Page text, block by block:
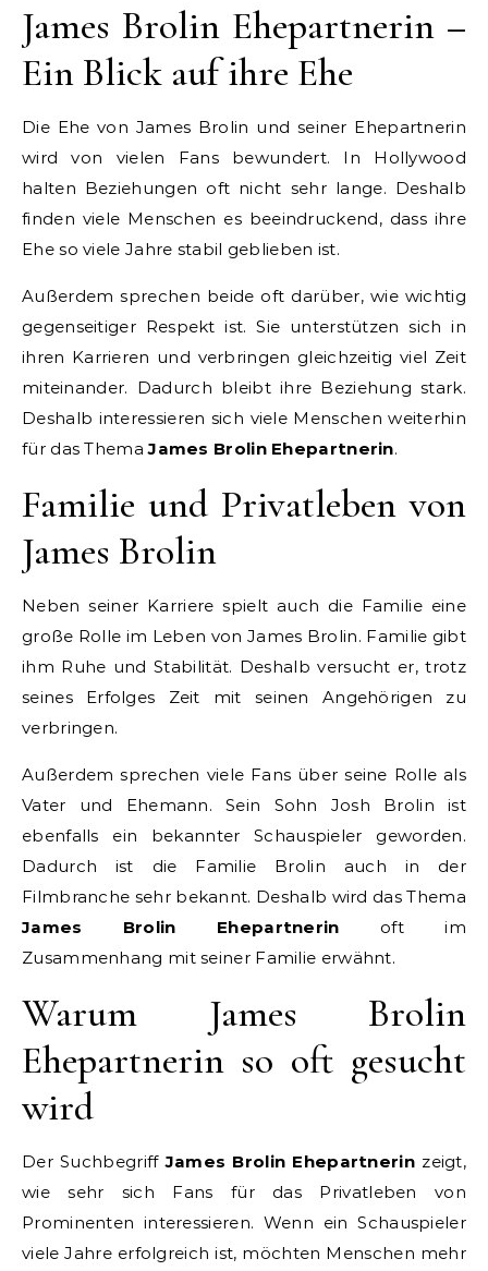
James Brolin Ehepartnerin –
Ein Blick auf ihre Ehe
Die Ehe von James Brolin und seiner Ehepartnerin
wird von vielen Fans bewundert. In Hollywood
halten Beziehungen oft nicht sehr lange. Deshalb
finden viele Menschen es beeindruckend, dass ihre
Ehe so viele Jahre stabil geblieben ist.
Außerdem sprechen beide oft darüber, wie wichtig
gegenseitiger Respekt ist. Sie unterstützen sich in
ihren Karrieren und verbringen gleichzeitig viel Zeit
miteinander. Dadurch bleibt ihre Beziehung stark.
Deshalb interessieren sich viele Menschen weiterhin
für das ThemaJames Brolin Ehepartnerin.
Familie und Privatleben von
James Brolin
Neben seiner Karriere spielt auch die Familie eine
große Rolle im Leben von James Brolin. Familie gibt
ihm Ruhe und Stabilität. Deshalb versucht er, trotz
seines Erfolges Zeit mit seinen Angehörigen zu
verbringen.
Außerdem sprechen viele Fans über seine Rolle als
Vater und Ehemann. Sein Sohn Josh Brolin ist
ebenfalls ein bekannter Schauspieler geworden.
Dadurch ist die Familie Brolin auch in der
Filmbranche sehr bekannt. Deshalb wird das Thema
James Brolin Ehepartnerin oft im
Zusammenhang mit seiner Familie erwähnt.
Warum James Brolin
Ehepartnerin so oft gesucht
wird
Der SuchbegriffJames Brolin Ehepartnerinzeigt,
wie sehr sich Fans für das Privatleben von
Prominenten interessieren. Wenn ein Schauspieler
viele Jahre erfolgreich ist, möchten Menschen mehr